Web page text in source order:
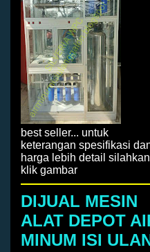
best seller... untuk
keterangan spesifikasi
harga lebih detail silahkan
klik gambar
DIJUAL MESIN
ALAT DEPOT
MINUM ISI